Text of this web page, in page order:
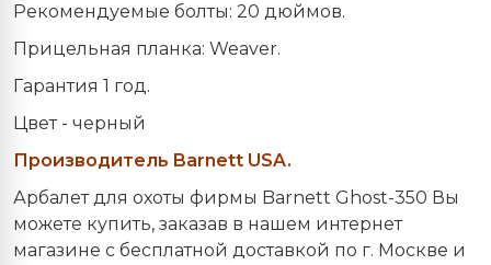
Рекомендуемые болты: 20 дюймов.
Прицельная планка: Weaver.
Гарантия 1 год.
Цвет - черный
Производитель Barnett USA.
Арбалет для охоты фирмы Barnett Ghost-350 Вы
можете купить, заказав в нашем интернет
магазине с бесплатной доставкой по г. Москве и